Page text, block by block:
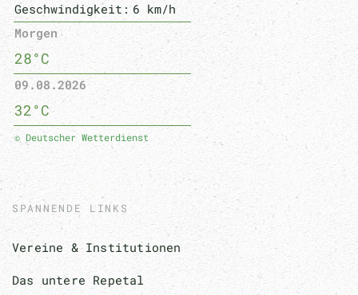
Geschwindigkeit: 6 km/h
Morgen
28°C
09.08.2026
32°C
© Deutscher Wetterdienst
SPANNENDE LINKS
Vereine & Institutionen
Das untere Repetal